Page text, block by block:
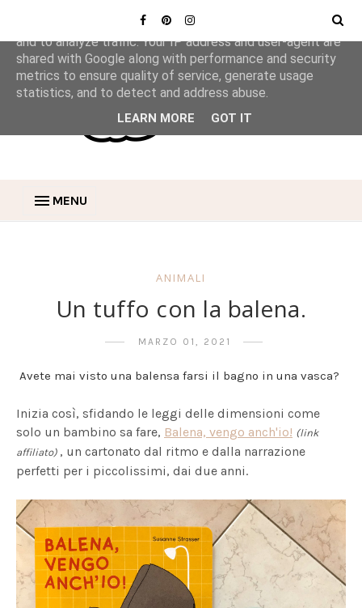
MENU
ANIMALI
Un tuffo con la balena.
MARZO 01, 2021
Avete mai visto una balensa farsi il bagno in una vasca?
Inizia così, sfidando le leggi delle dimensioni come
solo un bambino sa fare, Balena, vengo anch'io! (link
affiliato) , un cartonato dal ritmo e dalla narrazione
perfetti per i piccolissimi, dai due anni.
This site uses cookies from Google to deliver its services
and to analyze traffic. Your IP address and user-agent are
shared with Google along with performance and security
metrics to ensure quality of service, generate usage
statistics, and to detect and address abuse.
LEARN MORE GOT IT